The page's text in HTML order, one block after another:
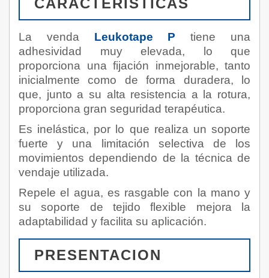
CARACTERISTICAS
La venda Leukotape P tiene una
adhesividad muy elevada, lo que
proporciona una fijación inmejorable, tanto
inicialmente como de forma duradera, lo
que, junto a su alta resistencia a la rotura,
proporciona gran seguridad terapéutica.
Es inelástica, por lo que realiza un soporte
fuerte y una limitación selectiva de los
movimientos dependiendo de la técnica de
vendaje utilizada.
Repele el agua, es rasgable con la mano y
su soporte de tejido flexible mejora la
adaptabilidad y facilita su aplicación.
PRESENTACION